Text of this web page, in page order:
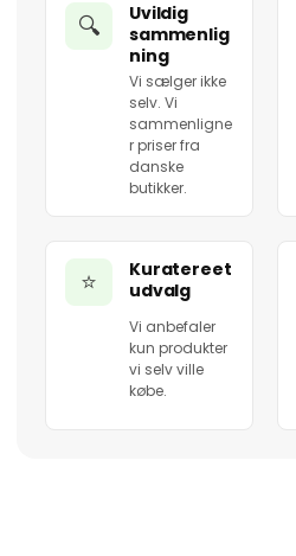
🔍
Uvildig
sammenlig
ning
Vi sælger ikke
selv. Vi
sammenligne
r priser fra
danske
butikker.
⭐
Kuratereet
udvalg
Vi anbefaler
kun produkter
vi selv ville
købe.